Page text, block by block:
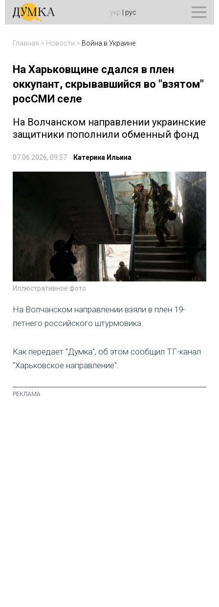
укр рус
Главная > Новости > Война в Украине
На Харьковщине сдался в плен
оккупант, скрывавшийся во "взятом"
росСМИ селе
На Волчанском направлении украинские
защитники пополнили обменный фонд
07.06.2026, 09:57 Катерина Ильина
Иллюстративное фото
На Волчанском направлении взяли в плен 19-
летнего российского штурмовика.
Как передает "Думка", об этом сообщил ТГ-канал
"Харьковское направление".